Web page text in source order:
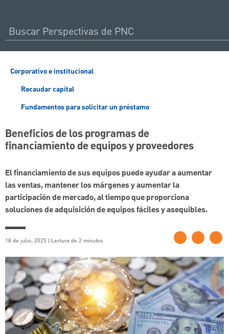
Corporativo e institucional
Recaudar capital
Fundamentos para solicitar un préstamo
Beneficios de los programas de
financiamiento de equipos y proveedores
El financiamiento de sus equipos puede ayudar a aumentar
las ventas, mantener los márgenes y aumentar la
participación de mercado, al tiempo que proporciona
soluciones de adquisición de equipos fáciles y asequibles.
18 de julio, 2025 | Lectura de 2 minutos